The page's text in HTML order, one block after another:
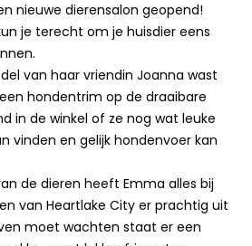
nieuwe dierensalon geopend!
je terecht om je huisdier eens
van haar vriendin Joanna wast
hondentrim op de draaibare
in de winkel of ze nog wat leuke
vinden en gelijk hondenvoer kan
de dieren heeft Emma alles bij
van Heartlake City er prachtig uit
moet wachten staat er een